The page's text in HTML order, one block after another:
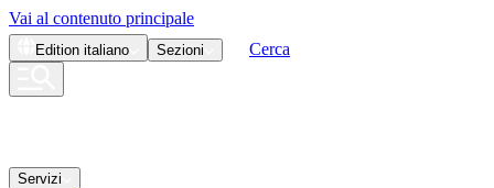
Vai al contenuto principale
Edition italiano Sezioni Cerca
Servizi